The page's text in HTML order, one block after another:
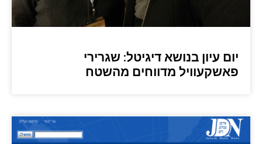
יום עיון בנושא דיגיטל: שגרירי
פאשקעוויל מדווחים מהשטח